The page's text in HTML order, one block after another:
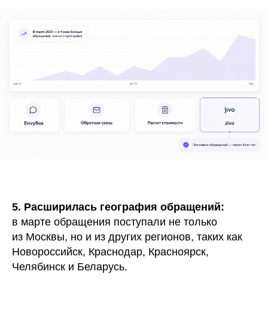
5. Расширилась география обращений:
в марте обращения поступали не только
из Москвы, но и из других регионов, таких как
Новороссийск, Краснодар, Красноярск,
Челябинск и Беларусь.